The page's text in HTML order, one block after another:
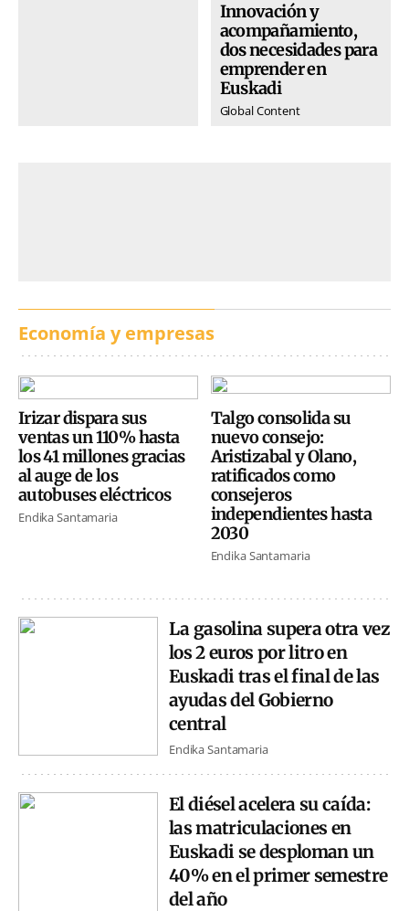
Innovación y
acompañamiento,
dos necesidades para
emprender en
Euskadi
Global Content
Economía y empresas
Irizar dispara sus
ventas un 110% hasta
los 41 millones gracias
al auge de los
autobuses eléctricos
Endika Santamaria
Talgo consolida su
nuevo consejo:
Aristizabal y Olano,
ratificados como
consejeros
independientes hasta
2030
Endika Santamaria
La gasolina supera otra vez
los 2 euros por litro en
Euskadi tras el final de las
ayudas del Gobierno
central
Endika Santamaria
El diésel acelera su caída:
las matriculaciones en
Euskadi se desploman un
40% en el primer semestre
del año